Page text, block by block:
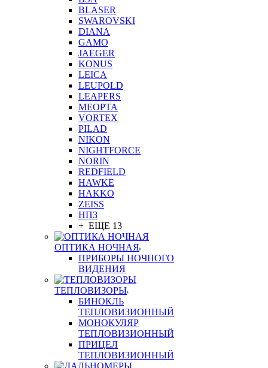
BLASER
SWAROVSKI
DIANA
GAMO
JAEGER
KONUS
LEICA
LEUPOLD
LEAPERS
MEOPTA
VORTEX
PILAD
NIKON
NIGHTFORCE
NORIN
REDFIELD
HAWKE
HAKKO
ZEISS
НПЗ
+ ЕЩЕ 13
ОПТИКА НОЧНАЯ
ПРИБОРЫ НОЧНОГО
ВИДЕНИЯ
ТЕПЛОВИЗОРЫ
БИНОКЛЬ
ТЕПЛОВИЗИОННЫЙ
МОНОКУЛЯР
ТЕПЛОВИЗИОННЫЙ
ПРИЦЕЛ
ТЕПЛОВИЗИОННЫЙ